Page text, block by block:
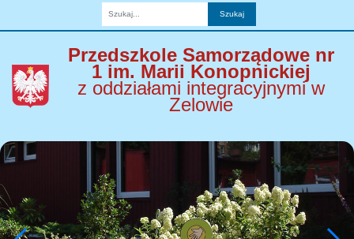
Przedszkole Samorządowe nr
1 im. Marii Konopnickiej
z oddziałami integracyjnymi w
Zelowie